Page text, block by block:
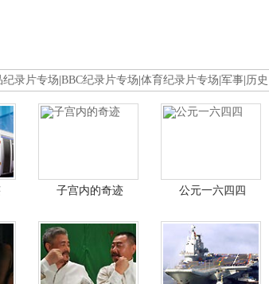
纪录片专场 BBC纪录片专场 体育纪录片专场 军事 历史
子宫内的奇迹 公元一六四四